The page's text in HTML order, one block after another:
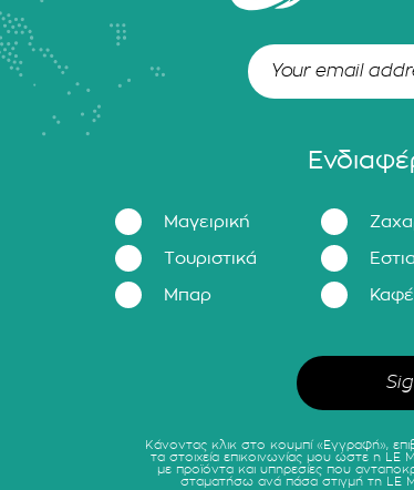
Μαγειρική
Τουριστικά
Μπαρ Καφέ
Κάνοντας κλικ στο κουμπί «Εγγραφή»,
τα στοιχεία επικοινωνίας μου ώστε η LE
με προϊόντα και υπηρεσίες που
σταματήσω ανά πάσα στιγμή τη LE